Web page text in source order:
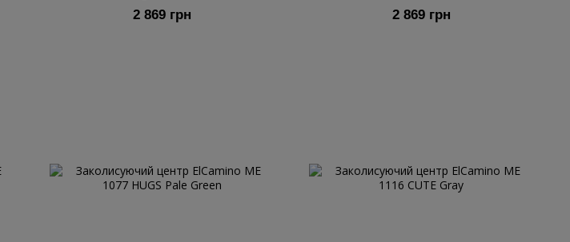
2 869 грн 2 869 грн